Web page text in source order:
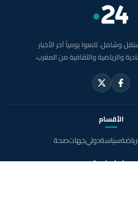
وشامل. تابعوا يومياً آخر الأخبار
والرياضية والثقافية من المغرب.
الأقسام
رياضةسياسةدوليجهاتصحة
روابط مفيدة